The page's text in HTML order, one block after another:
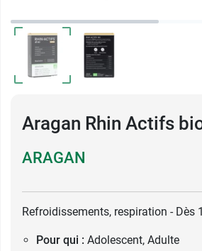
Aragan Rhin Actifs
ARAGAN
Refroidissements, respiration - Dès
Pour qui : Adolescent, Adulte